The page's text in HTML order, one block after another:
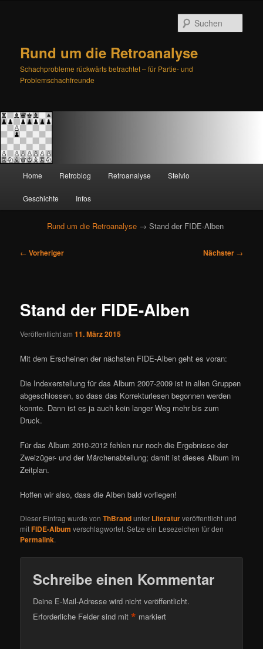
Rund um die Retroanalyse
Schachprobleme rückwärts betrachtet – für Partie- und
Problemschachfreunde
Zum
primären
Inhalt
springen
Zum
sekundären
Inhalt
springen
Home Retroblog Retroanalyse Stelvio
Geschichte Infos
Rund um die Retroanalyse → Stand der FIDE-Alben
B
a
s
a
i
g
a
t
o
n
← Vorheriger Nächster →
Stand der FIDE-Alben
Veröffentlicht am11. März 2015
Mit dem Erscheinen der nächsten FIDE-Alben geht es voran:
Die Indexerstellung für das Album 2007-2009 ist in allen Gruppen
abgeschlossen, so dass das Korrekturlesen begonnen werden
konnte. Dann ist es ja auch kein langer Weg mehr bis zum
Druck.
Für das Album 2010-2012 fehlen nur noch die Ergebnisse der
Zweizüger- und der Märchenabteilung; damit ist dieses Album im
Zeitplan.
Hoffen wir also, dass die Alben bald vorliegen!
Dieser Eintrag wurde vonThBrandunter Literaturveröffentlicht und
mitFIDE-Album verschlagwortet. Setze ein Lesezeichen für den
Permalink.
Schreibe einen Kommentar
Deine E-Mail-Adresse wird nicht veröffentlicht.
Erforderliche Felder sind mit* markiert